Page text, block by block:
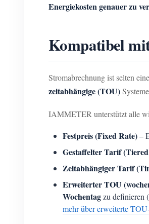
Energiekosten genauer zu
Kompatibel
Stromabrechnung ist selten
zeitabhängige (TOU)
IAMMETER unterstützt alle
Festpreis (Fixed Rate)–
Gestaffelter Tarif
Zeitabhängiger Tarif
Erweiterter TOU
Wochentagzu definieren
mehr über erweiterte